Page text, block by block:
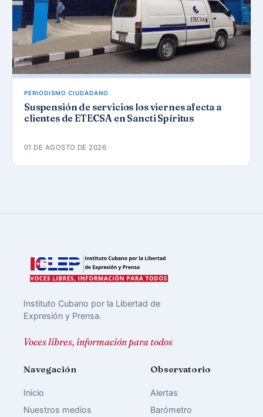
PERIODISMO CIUDADANO
Suspensión de servicios los viernes afecta a
clientes de ETECSA en Sancti Spíritus
01 DE AGOSTO DE 2026
Instituto Cubano por la Libertad de
Expresión y Prensa.
Voces libres, información para todos
Navegación
Inicio
Nuestros medios
Observatorio
Alertas
Barómetro